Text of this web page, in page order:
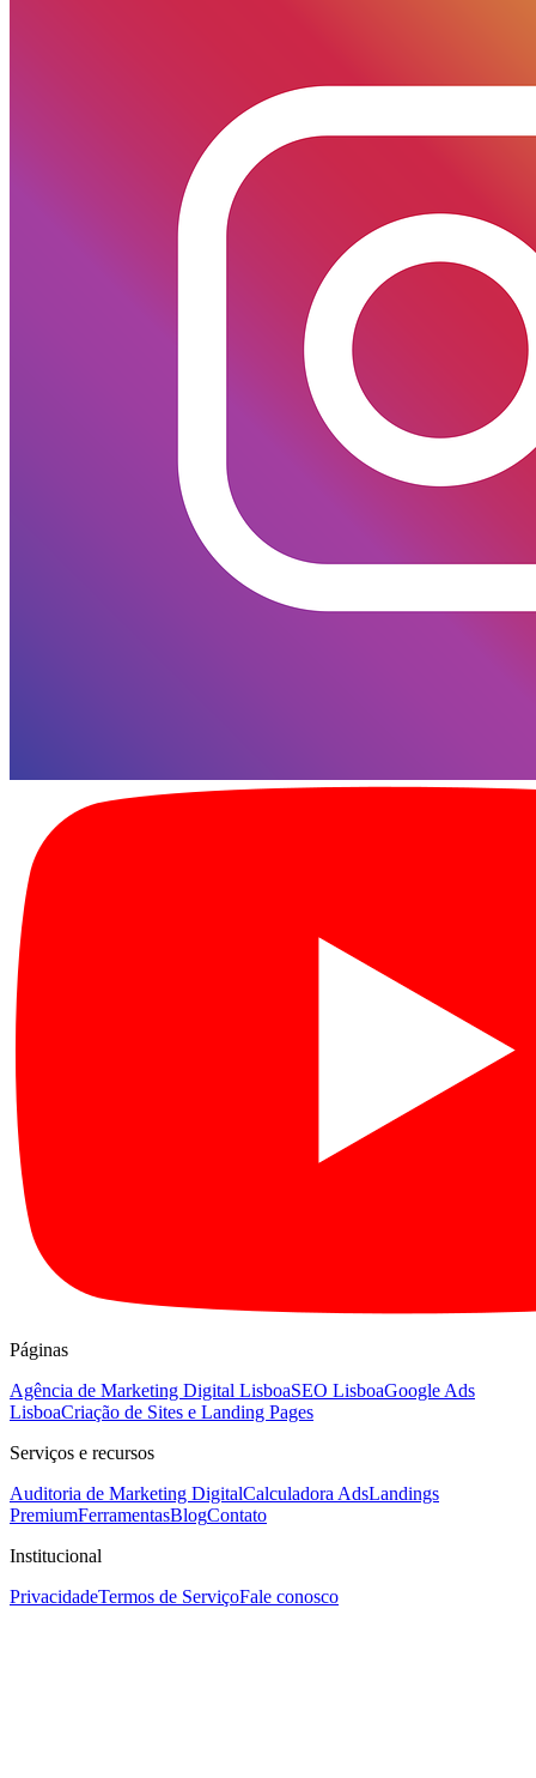
Páginas
Agência de Marketing Digital LisboaSEO LisboaGoogle Ads
LisboaCriação de Sites e Landing Pages
Serviços e recursos
Auditoria de Marketing DigitalCalculadora AdsLandings
PremiumFerramentasBlogContato
Institucional
PrivacidadeTermos de ServiçoFale conosco